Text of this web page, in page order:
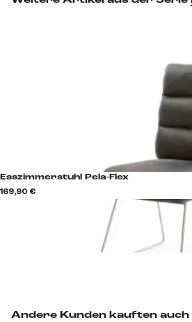
Andere Kunden kauften auch
Esszimmerstuhl Pela-Flex
169,90 €